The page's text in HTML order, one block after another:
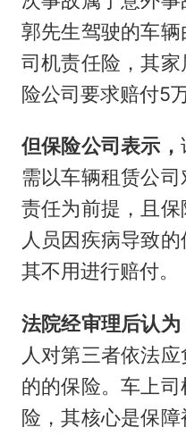
郭先生驾驶的车
司机责任险，其
险公司要求赔付5
但保险公司表示，
需以车辆租赁公
责任为前提，且
人员因疾病导致
其不用进行赔付。
法院经审理后认为
人对第三者依法
的的保险。车上
险，其核心是保